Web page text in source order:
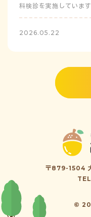
科検診を実施しています
2026.05.22
〒879-1504
©